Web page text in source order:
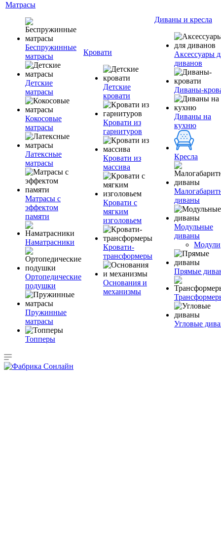
Матрасы
Беспружинные
матрасы
Детские
матрасы
Кокосовые
матрасы
Латексные
матрасы
Матрасы с
эффектом
памяти
Наматрасники
Ортопедические
подушки
Пружинные
матрасы
Топперы
Кровати
Детские
кровати
Кровати из
гарнитуров
Кровати из
массива
Кровати с
мягким
изголовьем
Кровати-
трансформеры
Основания и
механизмы
Диваны и кресла
Аксессуары
диванов
Диваны-
Диваны на
кухню
Кресла
диваны
Модульные
диваны
Модули
Прямые
Угловые